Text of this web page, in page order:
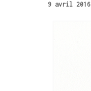
9 avril 2016